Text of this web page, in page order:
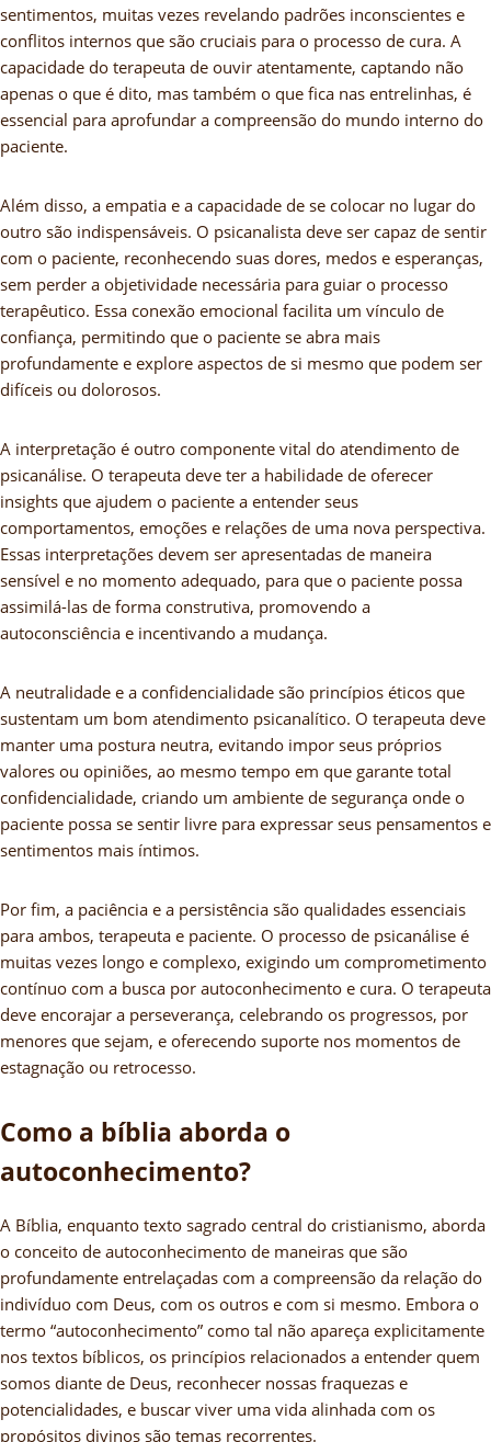
sentimentos, muitas vezes revelando padrões inconscientes e
conflitos internos que são cruciais para o processo de cura. A
capacidade do terapeuta de ouvir atentamente, captando não
apenas o que é dito, mas também o que fica nas entrelinhas, é
essencial para aprofundar a compreensão do mundo interno do
paciente.
Além disso, a empatia e a capacidade de se colocar no lugar do
outro são indispensáveis. O psicanalista deve ser capaz de sentir
com o paciente, reconhecendo suas dores, medos e esperanças,
sem perder a objetividade necessária para guiar o processo
terapêutico. Essa conexão emocional facilita um vínculo de
confiança, permitindo que o paciente se abra mais
profundamente e explore aspectos de si mesmo que podem ser
difíceis ou dolorosos.
A interpretação é outro componente vital do atendimento de
psicanálise. O terapeuta deve ter a habilidade de oferecer
insights que ajudem o paciente a entender seus
comportamentos, emoções e relações de uma nova perspectiva.
Essas interpretações devem ser apresentadas de maneira
sensível e no momento adequado, para que o paciente possa
assimilá-las de forma construtiva, promovendo a
autoconsciência e incentivando a mudança.
A neutralidade e a confidencialidade são princípios éticos que
sustentam um bom atendimento psicanalítico. O terapeuta deve
manter uma postura neutra, evitando impor seus próprios
valores ou opiniões, ao mesmo tempo em que garante total
confidencialidade, criando um ambiente de segurança onde o
paciente possa se sentir livre para expressar seus pensamentos e
sentimentos mais íntimos.
Por fim, a paciência e a persistência são qualidades essenciais
para ambos, terapeuta e paciente. O processo de psicanálise é
muitas vezes longo e complexo, exigindo um comprometimento
contínuo com a busca por autoconhecimento e cura. O terapeuta
deve encorajar a perseverança, celebrando os progressos, por
menores que sejam, e oferecendo suporte nos momentos de
estagnação ou retrocesso.
Como a bíblia aborda o
autoconhecimento?
A Bíblia, enquanto texto sagrado central do cristianismo, aborda
o conceito de autoconhecimento de maneiras que são
profundamente entrelaçadas com a compreensão da relação do
indivíduo com Deus, com os outros e com si mesmo. Embora o
termo “autoconhecimento” como tal não apareça explicitamente
nos textos bíblicos, os princípios relacionados a entender quem
somos diante de Deus, reconhecer nossas fraquezas e
potencialidades, e buscar viver uma vida alinhada com os
propósitos divinos são temas recorrentes.